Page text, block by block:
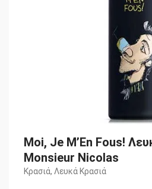
Moi, Je M’En Fous!
Monsieur Nicolas
Κρασιά, Λευκά Κρασιά